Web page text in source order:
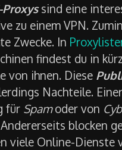
Proxyssind eine
zu einem VPN.
Zwecke. In
findest du in
von ihnen. Diese
Nachteile.
für Spamoder von
blocken
viele Online-Dienste